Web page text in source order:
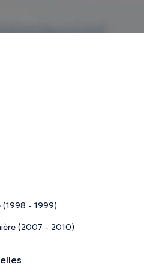
(1998 - 1999)
(2007 - 2010)